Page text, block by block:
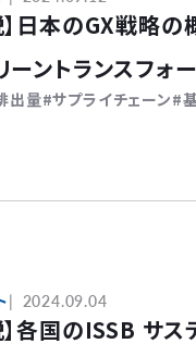
】日本のGX戦略の
ーントランスフォ
出量 サプライチェーン
2024.09.04
】各国のISSB サ